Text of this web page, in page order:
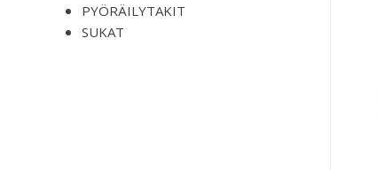
PYÖRÄILYTAKIT
SUKAT